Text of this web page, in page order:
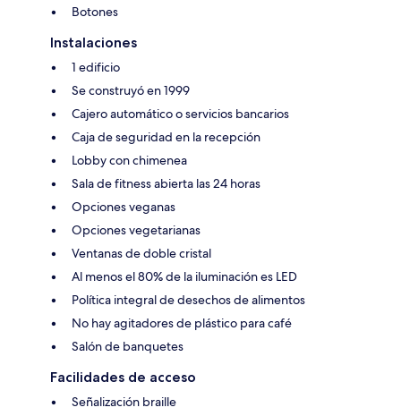
Botones
Instalaciones
1 edificio
Se construyó en 1999
Cajero automático o servicios bancarios
Caja de seguridad en la recepción
Lobby con chimenea
Sala de fitness abierta las 24 horas
Opciones veganas
Opciones vegetarianas
Ventanas de doble cristal
Al menos el 80% de la iluminación es LED
Política integral de desechos de alimentos
No hay agitadores de plástico para café
Salón de banquetes
Facilidades de acceso
Señalización braille